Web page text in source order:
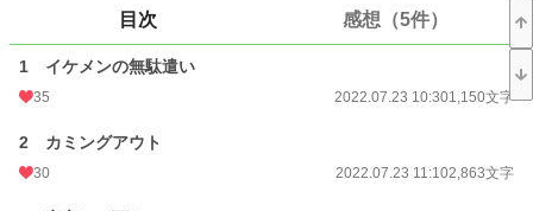
2022.07.23 10:30
初回完結日時 2022.07.25 05:12
週間ポイント
月間ポイント 413 pt (38,140 位)
目次 感想（5件）
1 イケメンの無駄遣い
35 2022.07.23 10:301,150文字
2 カミングアウト
30 2022.07.23 11:102,863文字